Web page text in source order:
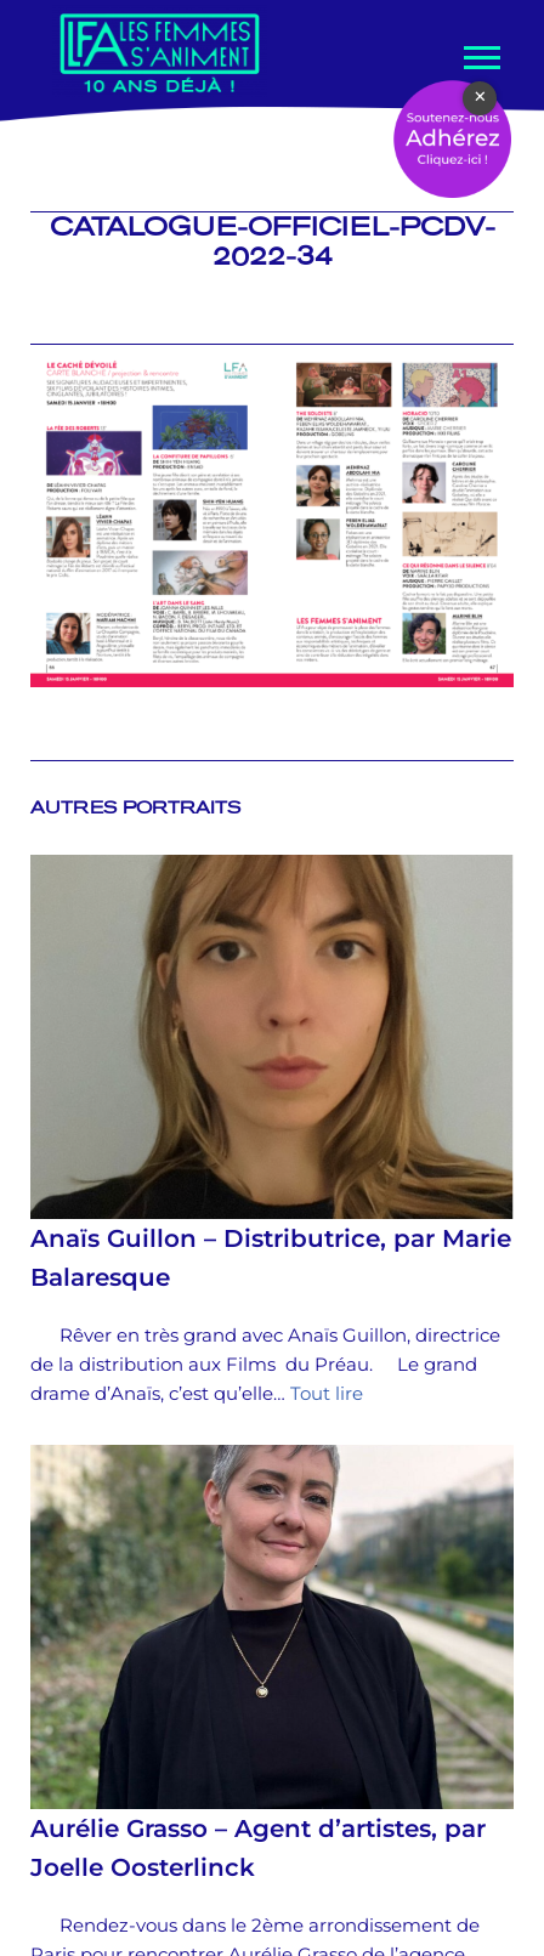
contenu
CATALOGUE-OFFICIEL-PCDV-
2022-34
AUTRES PORTRAITS
Anaïs Guillon – Distributrice, par Marie
Balaresque
Rêver en très grand avec Anaïs Guillon, directrice
de la distribution aux Films du Préau. Le grand
drame d’Anaïs, c’est qu’elle… Tout lire
Aurélie Grasso – Agent d’artistes, par
Joelle Oosterlinck
Rendez-vous dans le 2ème arrondissement de
×